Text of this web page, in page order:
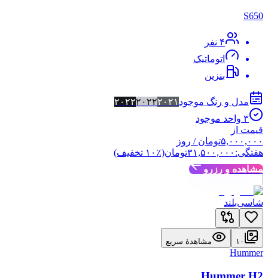
S650
۴ نفر
اتوماتیک
بنزین
مدل و رنگ موجود ۲۰۲۲۲۰۲۲۲۰۲۱
۳ واحد موجود
قیمت از
۵,۰۰۰,۰۰۰تومان / روز
هفتگی: ۳۱,۵۰۰,۰۰۰تومان(٪ ۱۰ تخفیف)
مشاهده و رزرو
شاسی‌بلند
۱۰ مشاهدهٔ سریع
Hummer